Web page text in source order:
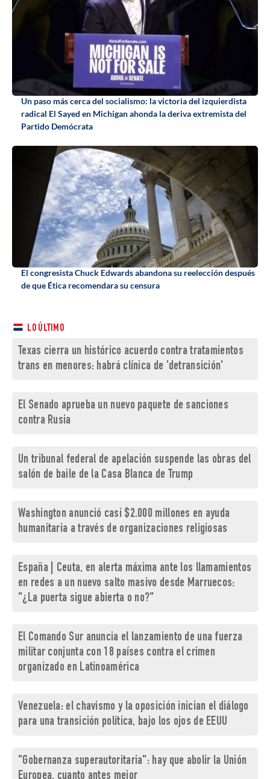
Un paso más cerca del socialismo: la victoria del izquierdista
radical El Sayed en Michigan ahonda la deriva extremista del
Partido Demócrata
El congresista Chuck Edwards abandona su reelección después
de que Ética recomendara su censura
LO ÚLTIMO
Texas cierra un histórico acuerdo contra tratamientos
trans en menores: habrá clínica de 'detransición'
El Senado aprueba un nuevo paquete de sanciones
contra Rusia
Un tribunal federal de apelación suspende las obras del
salón de baile de la Casa Blanca de Trump
Washington anunció casi $2.000 millones en ayuda
humanitaria a través de organizaciones religiosas
España | Ceuta, en alerta máxima ante los llamamientos
en redes a un nuevo salto masivo desde Marruecos:
"¿La puerta sigue abierta o no?"
El Comando Sur anuncia el lanzamiento de una fuerza
militar conjunta con 18 países contra el crimen
organizado en Latinoamérica
Venezuela: el chavismo y la oposición inician el diálogo
para una transición política, bajo los ojos de EEUU
"Gobernanza superautoritaria": hay que abolir la Unión
Europea, cuanto antes mejor